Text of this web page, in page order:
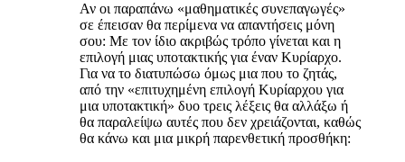
Αν οι παραπάνω «μαθηματικές συνεπαγωγές»
σε έπεισαν θα περίμενα να απαντήσεις μόνη
σου: Με τον ίδιο ακριβώς τρόπο γίνεται και η
επιλογή μιας υποτακτικής για έναν Κυρίαρχο.
Για να το διατυπώσω όμως μια που το ζητάς,
από την «επιτυχημένη επιλογή Κυρίαρχου για
μια υποτακτική» δυο τρεις λέξεις θα αλλάξω ή
θα παραλείψω αυτές που δεν χρειάζονται, καθώς
θα κάνω και μια μικρή παρενθετική προσθήκη: